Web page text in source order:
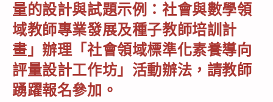
量的設計與試題示例：社會與數學領
域教師專業發展及種子教師培訓計
畫」辦理「社會領域標準化素養導向
評量設計工作坊」活動辦法，請教師
踴躍報名參加。